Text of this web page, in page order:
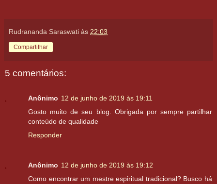
Rudrananda Saraswati às 22:03
Compartilhar
5 comentários:
Anônimo 12 de junho de 2019 às 19:11
Gosto muito de seu blog. Obrigada por sempre partilhar
conteúdo de qualidade
Responder
Anônimo 12 de junho de 2019 às 19:12
Como encontrar um mestre espiritual tradicional? Busco há